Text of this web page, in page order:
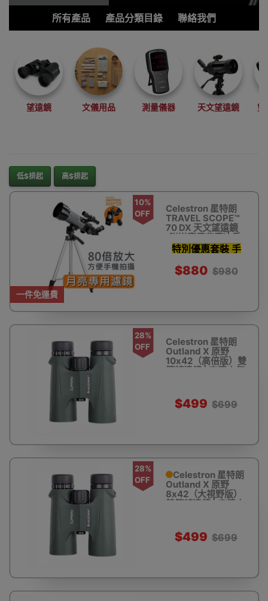
所有產品
產品分類目錄 聯絡我們
望遠鏡 文儀用品 測量儀器 天文望遠鏡 雙
低$排起 高$排起
一件免運費
10%
OFF
Celestron 星特朗
TRAVEL SCOPE™
70 DX 天文望遠鏡
(附送專用背囊)| 香
港行貨
特別優惠套裝 手
機影相支架 濾鏡
天文軟件及更多
$880 $980
28%
OFF
Celestron 星特朗
Outland X 原野
10x42（高倍版）雙
筒望遠鏡 | 高清充氮
$499 $699
28%
OFF
Celestron 星特朗
Outland X 原野
8x42（大視野版）
雙筒望遠鏡 | 高清充
$499 $699